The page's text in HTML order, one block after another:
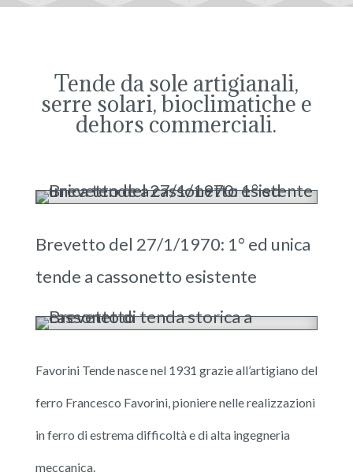
Tende da sole artigianali,
serre solari, bioclimatiche e
dehors commerciali.
Brevetto del 27/1/1970: 1° ed unica
tende a cassonetto esistente
Favorini Tende nasce nel 1931 grazie all’artigiano del
ferro Francesco Favorini, pioniere nelle realizzazioni
in ferro di estrema difficoltà e di alta ingegneria
meccanica.